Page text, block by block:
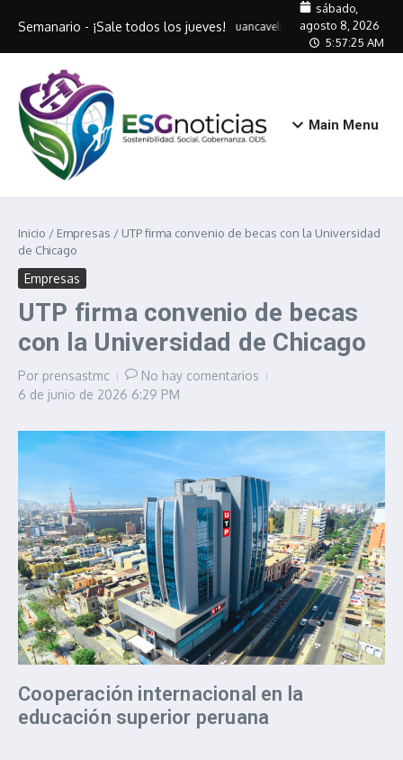
Semanario - ¡Sale todos los jueves!
Huancavelica entrega DNIe
sábado,
agosto 8, 2026
5:57:26 AM
Main Menu
Inicio / Empresas / UTP firma convenio de becas con la Universidad
de Chicago
Empresas
UTP firma convenio de becas
con la Universidad de Chicago
Por prensastmc
No hay comentarios
6 de junio de 2026 6:29 PM
Cooperación internacional en la
educación superior peruana